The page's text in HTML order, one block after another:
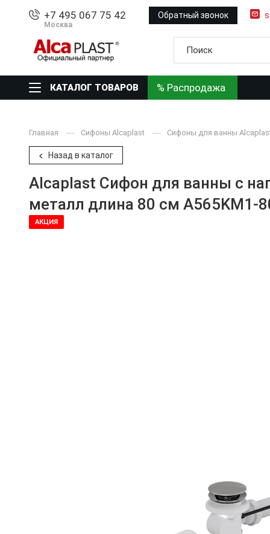
+7 495 067 75 42
Москва
Обратный звонок
КАТАЛОГ ТОВАРОВ % Распродажа
Главная Сифоны Alcaplast Сифоны для ванны
Назад в каталог
Alcaplast Сифон для ванны с
металл длина 80 см A565KM1-
АКЦИЯ